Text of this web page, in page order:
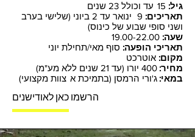
גיל:
עד וכולל 23 שנים
תאריכים:
ינואר עד 2 ביוני (שלישי בערב
ושני סופי שבוע של כינוס)
שעה: 19.00-22.00
תאריכי הופעה: סוף מאי/תחילת יוני
מקום: אוטרכט
מחיר: 400 יורו (עד 21 שנים ללא מע"מ)
במאי: ג'ורי הרמסן (בתמיכת א צוות מקצועי)
הרשמו כאן לאודישנים